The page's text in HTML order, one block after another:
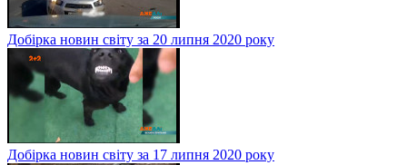
Добірка новин світу за 20 липня 2020 року
Добірка новин світу за 17 липня 2020 року